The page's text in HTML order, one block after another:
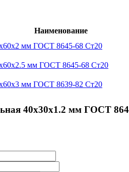
Наименование
мм ГОСТ 8645-68 Ст20
мм ГОСТ 8645-68 Ст20
мм ГОСТ 8639-82 Ст20
40x30x1.2 мм ГОСТ